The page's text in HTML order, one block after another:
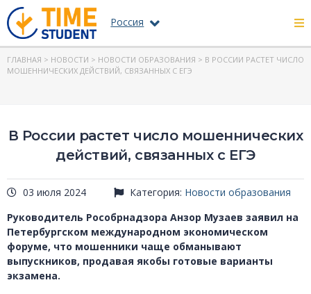
Россия
ГЛАВНАЯ > НОВОСТИ > НОВОСТИ ОБРАЗОВАНИЯ > В РОССИИ РАСТЕТ ЧИСЛО
МОШЕННИЧЕСКИХ ДЕЙСТВИЙ, СВЯЗАННЫХ С ЕГЭ
В России растет число мошеннических
действий, связанных с ЕГЭ
03 июля 2024 Категория: Новости образования
Руководитель Рособрнадзора Анзор Музаев заявил на
Петербургском международном экономическом
форуме, что мошенники чаще обманывают
выпускников, продавая якобы готовые варианты
экзамена.